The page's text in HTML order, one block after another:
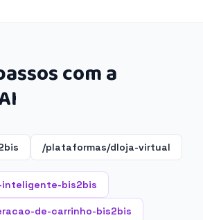
com a
/plataformas/dloja-virtual
bis2bis
de-carrinho-bis2bis